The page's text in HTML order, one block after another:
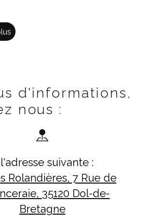
d'informations,
nous :
suivante :
Rolandières, 7 Rue de
35120 Dol-de-
Bretagne